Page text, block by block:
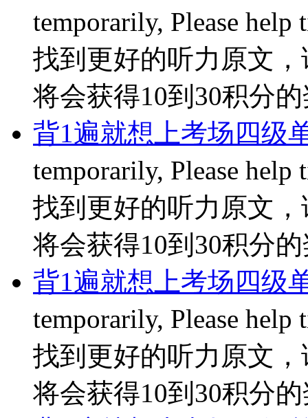
temporarily, Please
找到更好的听力原文
将会获得10到30积分
背1遍就想上考场四级
temporarily, Please
找到更好的听力原文
将会获得10到30积分
背1遍就想上考场四级
temporarily, Please
找到更好的听力原文
将会获得10到30积分